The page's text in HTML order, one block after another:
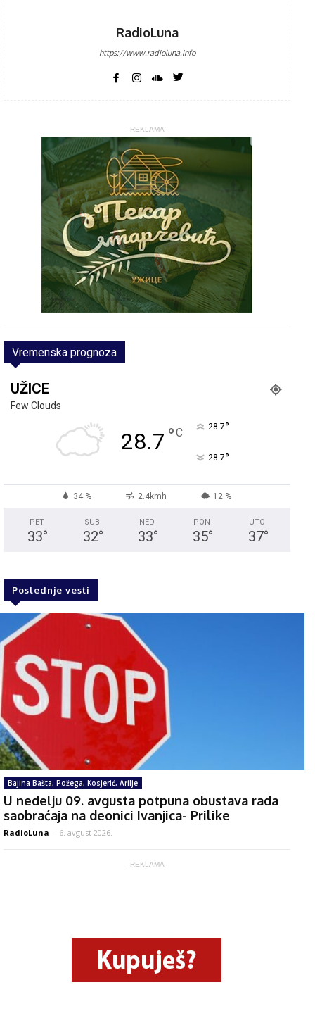
RadioLuna
https://www.radioluna.info
- REKLAMA -
Vremenska prognoza
UŽICE
Few Clouds
28.7 °C 28.7°
28.7°
34 % 2.4kmh 12 %
PET
33°
SUB
32°
NED
33°
PON
35°
UTO
37°
Poslednje vesti
Bajina Bašta, Požega, Kosjerić, Arilje
U nedelju 09. avgusta potpuna obustava rada
saobraćaja na deonici Ivanjica- Prilike
RadioLuna - 6. avgust 2026.
- REKLAMA -